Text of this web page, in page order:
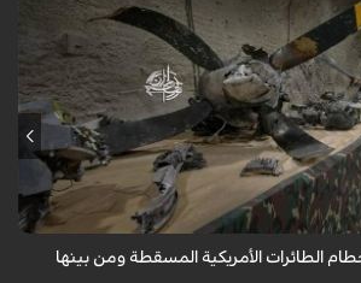
وحطام الطائرات والمسيّرات الأمريكية
واصطيادها من قبل الحرس الثوري.
الطائرات الأمريكية المسقطة ومن بينها